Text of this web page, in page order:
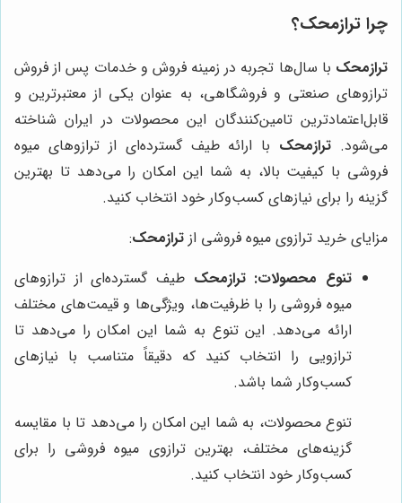
چرا ترازمحک؟
ترازمحک با سال‌ها تجربه در زمینه فروش و خدمات پس از فروش
ترازوهای صنعتی و فروشگاهی، به عنوان یکی از معتبرترین و
قابل‌اعتمادترین تامین‌کنندگان این محصولات در ایران شناخته
می‌شود. ترازمحک با ارائه طیف گسترده‌ای از ترازوهای میوه
فروشی با کیفیت بالا، به شما این امکان را می‌دهد تا بهترین
گزینه را برای نیازهای کسب‌وکار خود انتخاب کنید.
مزایای خرید ترازوی میوه فروشی از ترازمحک:
تنوع محصولات: ترازمحک طیف گسترده‌ای از ترازوهای
میوه فروشی را با ظرفیت‌ها، ویژگی‌ها و قیمت‌های مختلف
ارائه می‌دهد. این تنوع به شما این امکان را می‌دهد تا
ترازویی را انتخاب کنید که دقیقاً متناسب با نیازهای
کسب‌وکار شما باشد.
تنوع محصولات، به شما این امکان را می‌دهد تا با مقایسه
گزینه‌های مختلف، بهترین ترازوی میوه فروشی را برای
کسب‌وکار خود انتخاب کنید.